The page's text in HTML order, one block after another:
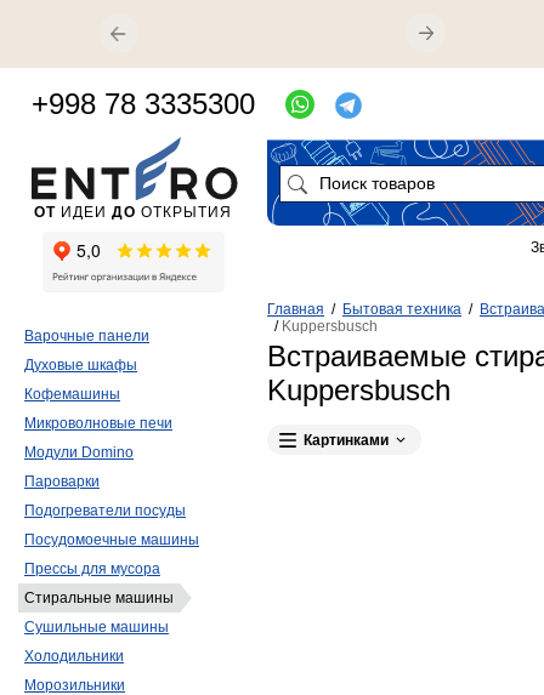
Главная / Бытовая техника /
/ Kuppersbusch
Встраиваемые
Kuppersbusch
Картинками
Варочные панели
Духовые шкафы
Кофемашины
Микроволновые печи
Модули Domino
Пароварки
Подогреватели посуды
Посудомоечные машины
Прессы для мусора
Стиральные машины
Сушильные машины
Холодильники
Морозильники
ОТ ИДЕИ ДО ОТКРЫТИЯ
+998 78 3335300